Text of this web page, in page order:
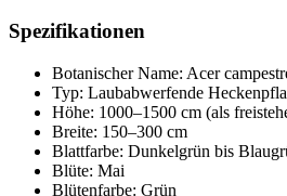
Spezifikationen
Botanischer Name: Acer
Typ: Laubabwerfende
Höhe: 1000–1500 cm (als
Breite: 150–300 cm
Blattfarbe: Dunkelgrün bis
Blüte: Mai
Blütenfarbe: Grün